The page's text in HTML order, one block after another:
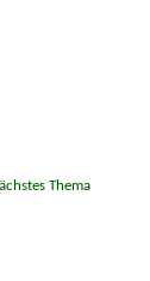
Thema